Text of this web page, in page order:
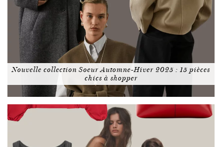
Nouvelle collection Soeur Automne-Hiver 2025 : 15 pièces
chics à shopper